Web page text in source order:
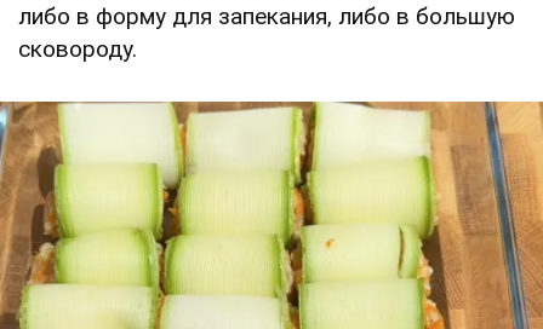
либо в форму для запекания, либо в большую
сковороду.